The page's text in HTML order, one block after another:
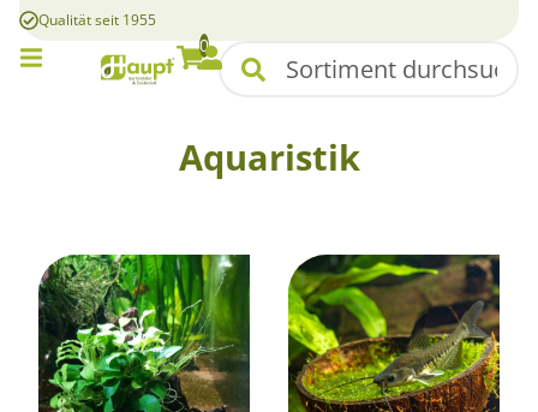
Qualität seit 1955
Suchen
0
Warenkorb
Konto
Mobile Menü
Aquaristik